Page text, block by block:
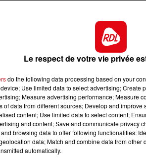
16h00 - 19h00
LE JUKEBOX RDL
du Château de Beaulieu
repreneur : le chef Christophe
Busnes, près de Lillers. Premier
restaurants à Christophe
notamment la création d’une
spa avec piscine couverte, et
Le respect de votre vie privée
do the following data processing based on your
Use limited data to select advertising; Create
Measure advertising performance; Measure
of data from different sources; Develop and
content; Use limited data to select content;
and content; Save and communicate privacy
browsing data to offer following functionalities:
data; Match and combine data from
automatically.